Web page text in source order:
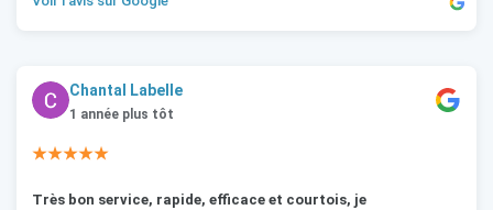
Chantal Labelle
1 année plus tôt
★★★★★
Très bon service, rapide, efficace et courtois, je